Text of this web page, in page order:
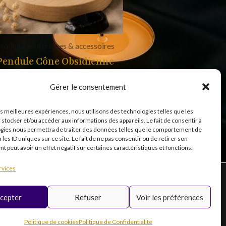
Gérer le consentement
meilleures expériences, nous utilisons des technologies telles que les
et/ou accéder aux informations des appareils. Le fait de consentir à
nous permettra de traiter des données telles que le comportement de
les ID uniques sur ce site. Le fait de ne pas consentir ou de retirer son
peut avoir un effet négatif sur certaines caractéristiques et fonctions.
Refuser Voir les préférences
Politique de cookiesPolitique de Confidentialité
Produits ésotériques & accessoires
Cône Obsidienne
T
i
Inscription
newsletter